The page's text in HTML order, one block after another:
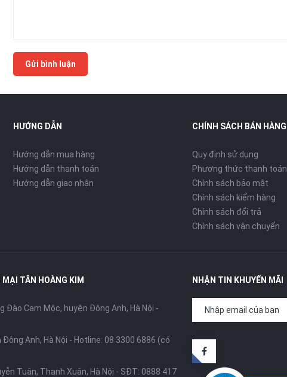
Gửi bình luận
HƯỚNG DẪN
Hướng dẫn mua hàng
Hướng dẫn thanh toán
Hướng dẫn giao nhận
CHÍNH SÁCH BÁN HÀNG
Quy định sử dụng
Phương thức thanh toán
Chính sách bảo mật
Chính sách kiểm hàng
Chính sách đổi trả
Chính sách vận chuyển
TÂN HOÀNG KIM
Đào Cam Mộc, huyện Đông Anh, Hà Nội -
Anh, Hà Nội - Hotline: 08 3300 6886 (có
Tuân, Thanh Xuân, Hà Nội - SĐT: 0888 417
NHẬN TIN KHUYẾN MÃI